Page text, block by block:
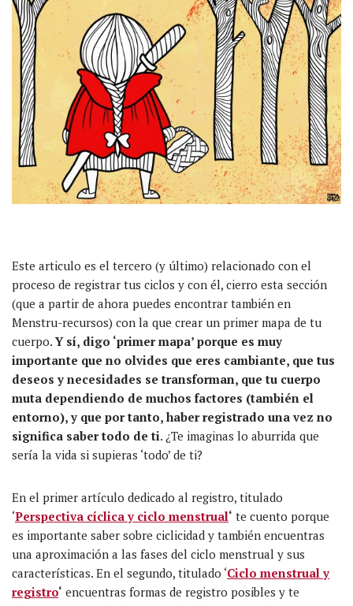
Este articulo es el tercero (y último) relacionado con el
proceso de registrar tus ciclos y con él, cierro esta sección
(que a partir de ahora puedes encontrar también en
Menstru-recursos) con la que crear un primer mapa de tu
cuerpo.Y sí, digo ‘primer mapa’ porque es muy
importante que no olvides que eres cambiante, que tus
deseos y necesidades se transforman, que tu cuerpo
muta dependiendo de muchos factores (también el
entorno), y que por tanto, haber registrado una vez no
significa saber todo de ti. ¿Te imaginas lo aburrida que
sería la vida si supieras ‘todo’ de ti?
En el primer artículo dedicado al registro, titulado
‘Perspectiva cíclica y ciclo menstrual‘ te cuento porque
es importante saber sobre ciclicidad y también encuentras
una aproximación a las fases del ciclo menstrual y sus
características. En el segundo, titulado ‘Ciclo menstrual y
registro‘ encuentras formas de registro posibles y te